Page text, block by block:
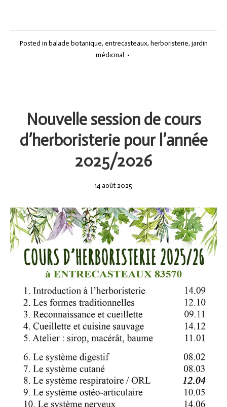
Posted in balade botanique, entrecasteaux, herboristerie, jardin
médicinal •
Nouvelle session de cours
d’herboristerie pour l’année
2025/2026
14 août 2025
2025